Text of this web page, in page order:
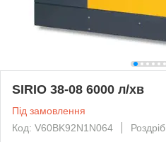
SIRIO 38-08 6000 л/хв
Під замовлення
Код: V60BK92N1N064
Роздріб